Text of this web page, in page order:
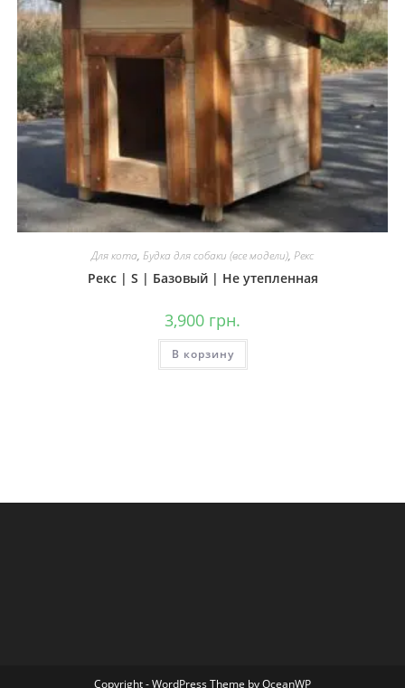
Для кота, Будка для собаки (все модели), Рекс
Рекс | S | Базовый | Не утепленная
3,900 грн.
В корзину
Copyright - WordPress Theme by OceanWP